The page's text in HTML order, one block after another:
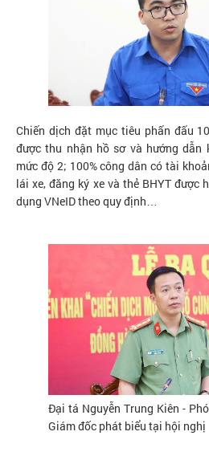
Chiến dịch đặt mục tiêu phấn đấu
được thu nhận hồ sơ và hướng dẫn
mức độ 2; 100% công dân có tài
lái xe, đăng ký xe và thẻ BHYT được
dụng VNeID theo quy định…
Đại tá Nguyễn Trung Kiên -
Giám đốc phát biểu tại hội nghị